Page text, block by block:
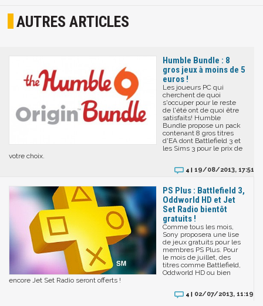
AUTRES ARTICLES
Humble Bundle : 8
gros jeux à moins de 5
euros !
Les joueurs PC qui
cherchent de quoi
s'occuper pour le reste
de l'été ont de quoi être
satisfaits! Humble
Bundle propose un pack
contenant 8 gros titres
d'EA dont Battlefield 3 et
les Sims 3 pour le prix de
votre choix.
4 | 19/08/2013, 17:51
PS Plus : Battlefield 3,
Oddworld HD et Jet
Set Radio bientôt
gratuits !
Comme tous les mois,
Sony proposera une lise
de jeux gratuits pour les
membres PS Plus. Pour
le mois de juillet, des
titres comme Battlefield,
Oddworld HD ou bien
encore Jet Set Radio seront offerts !
4 | 02/07/2013, 11:19